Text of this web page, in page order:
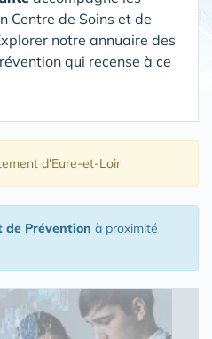
Centre de Soins et de
notre annuaire des
qui recense à ce
d'Eure-et-Loir
de Prévention à proximité